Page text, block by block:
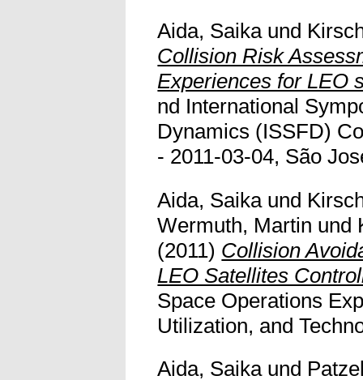
Aida, Saikaund
Collision Risk
Experiences for LEO
nd International
Dynamics (ISSFD)
- 2011-03-04, São
Aida, Saikaund
Wermuth, Martin und
(2011) Collision
LEO Satellites
Space Operations
Utilization, and
Aida, Saikaund